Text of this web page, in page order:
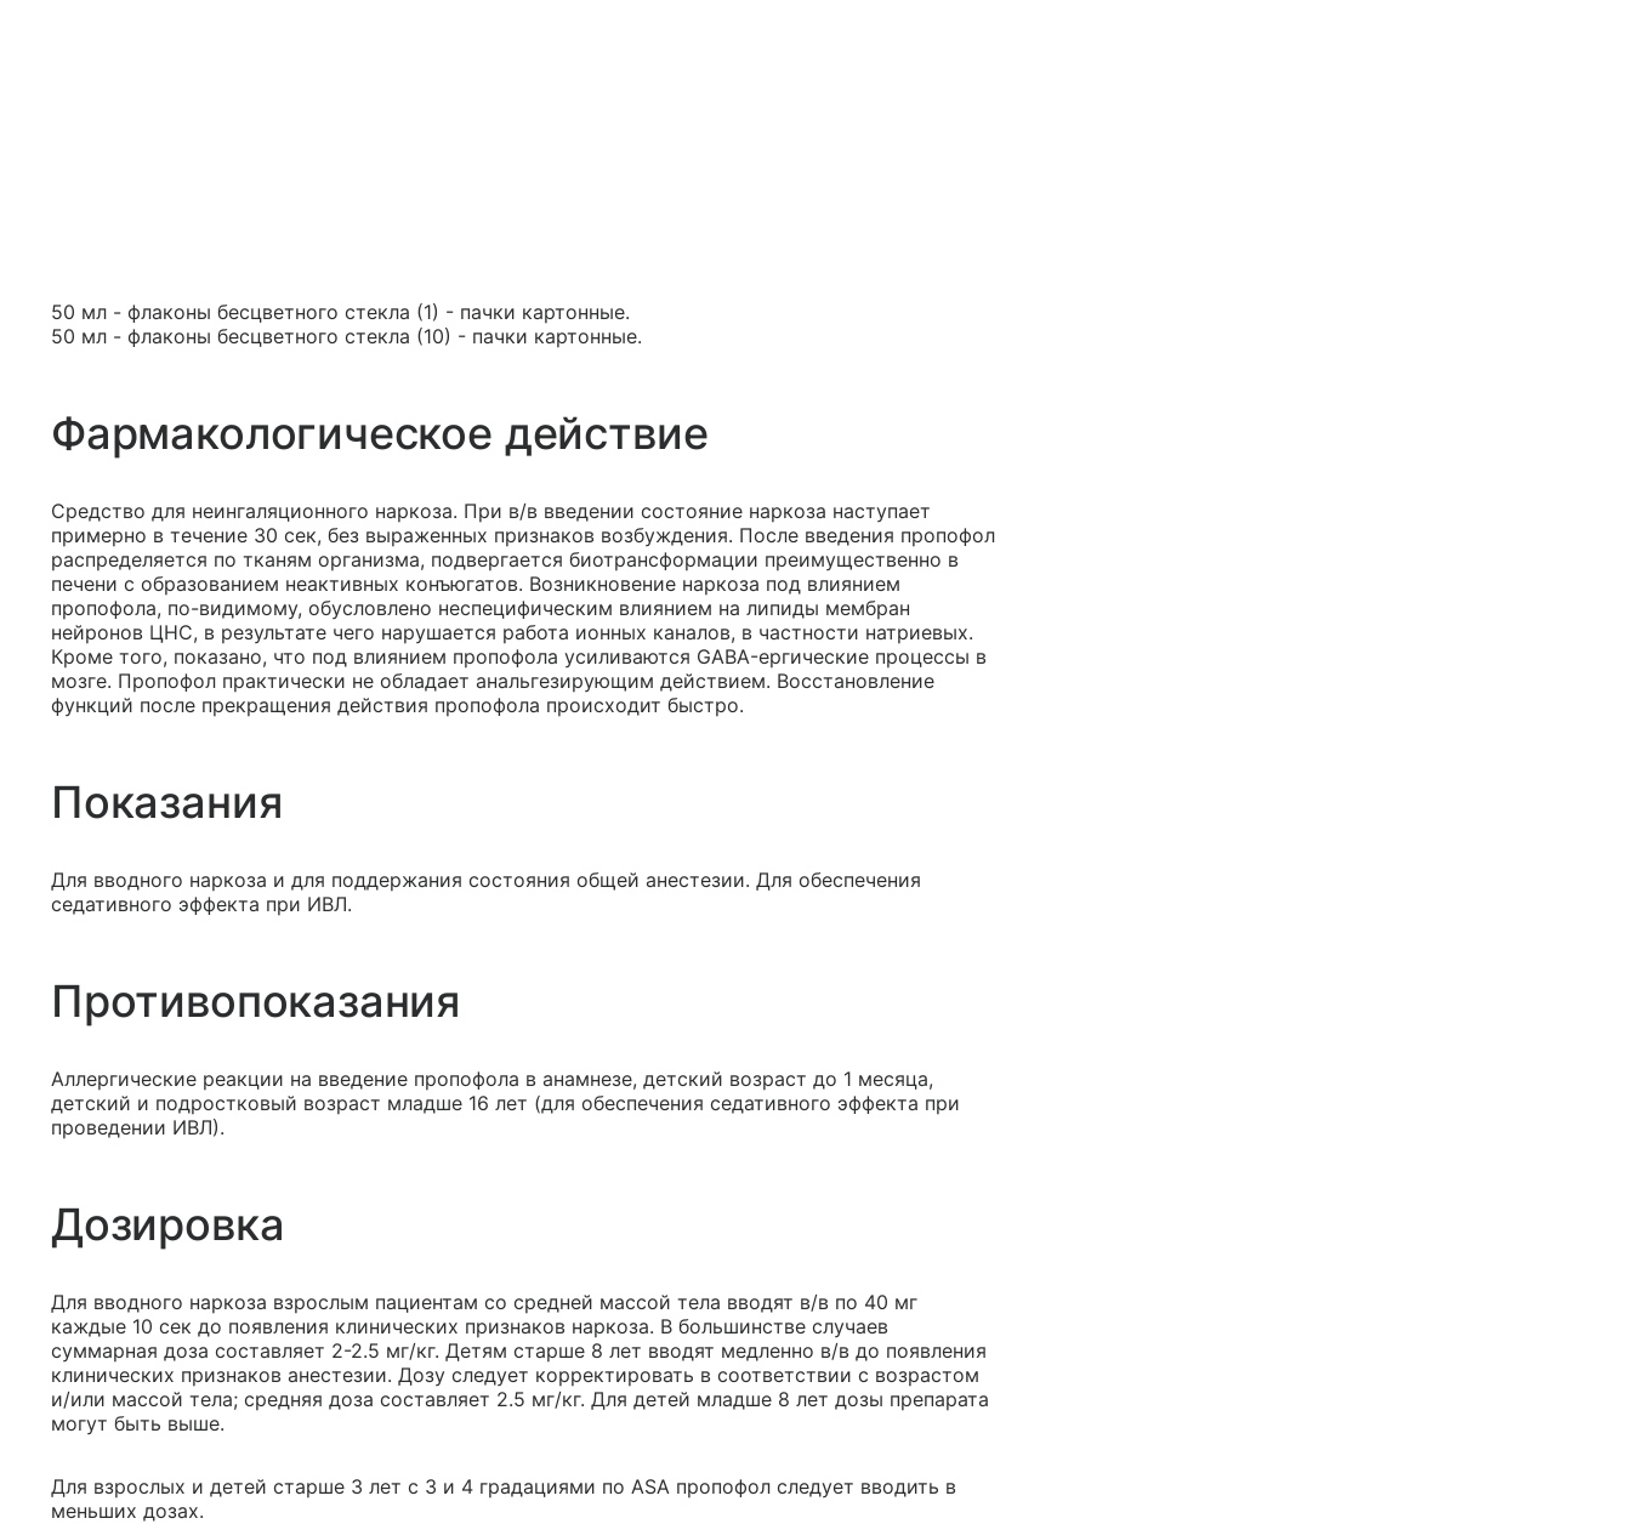
50 мл - флаконы бесцветного стекла (1) - пачки картонные.
50 мл - флаконы бесцветного стекла (10) - пачки картонные.
Фармакологическое действие
Средство для неингаляционного наркоза. При в/в введении состояние наркоза наступает
примерно в течение 30 сек, без выраженных признаков возбуждения. После введения пропофол
распределяется по тканям организма, подвергается биотрансформации преимущественно в
печени с образованием неактивных конъюгатов. Возникновение наркоза под влиянием
пропофола, по-видимому, обусловлено неспецифическим влиянием на липиды мембран
нейронов ЦНС, в результате чего нарушается работа ионных каналов, в частности натриевых.
Кроме того, показано, что под влиянием пропофола усиливаются GABA-ергические процессы в
мозге. Пропофол практически не обладает анальгезирующим действием. Восстановление
функций после прекращения действия пропофола происходит быстро.
Показания
Для вводного наркоза и для поддержания состояния общей анестезии. Для обеспечения
седативного эффекта при ИВЛ.
Противопоказания
Аллергические реакции на введение пропофола в анамнезе, детский возраст до 1 месяца,
детский и подростковый возраст младше 16 лет (для обеспечения седативного эффекта при
проведении ИВЛ).
Дозировка
Для вводного наркоза взрослым пациентам со средней массой тела вводят в/в по 40 мг
каждые 10 сек до появления клинических признаков наркоза. В большинстве случаев
суммарная доза составляет 2-2.5 мг/кг. Детям старше 8 лет вводят медленно в/в до появления
клинических признаков анестезии. Дозу следует корректировать в соответствии с возрастом
и/или массой тела; средняя доза составляет 2.5 мг/кг. Для детей младше 8 лет дозы препарата
могут быть выше.
Для взрослых и детей старше 3 лет с 3 и 4 градациями по ASA пропофол следует вводить в
меньших дозах.